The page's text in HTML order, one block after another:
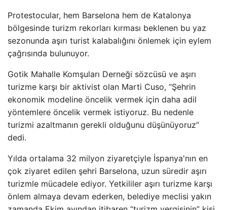
Protestocular, hem Barselona hem de Katalonya
bölgesinde turizm rekorları kırması beklenen bu yaz
sezonunda aşırı turist kalabalığını önlemek için eylem
çağrısında bulunuyor.
Gotik Mahalle Komşuları Derneği sözcüsü ve aşırı
turizme karşı bir aktivist olan Marti Cuso, “Şehrin
ekonomik modeline öncelik vermek için daha adil
yöntemlere öncelik vermek istiyoruz. Bu nedenle
turizmi azaltmanın gerekli olduğunu düşünüyoruz”
dedi.
Yılda ortalama 32 milyon ziyaretçiyle İspanya'nın en
çok ziyaret edilen şehri Barselona, ​​uzun süredir aşırı
turizmle mücadele ediyor. Yetkililer aşırı turizme karşı
önlem almaya devam ederken, belediye meclisi yakın